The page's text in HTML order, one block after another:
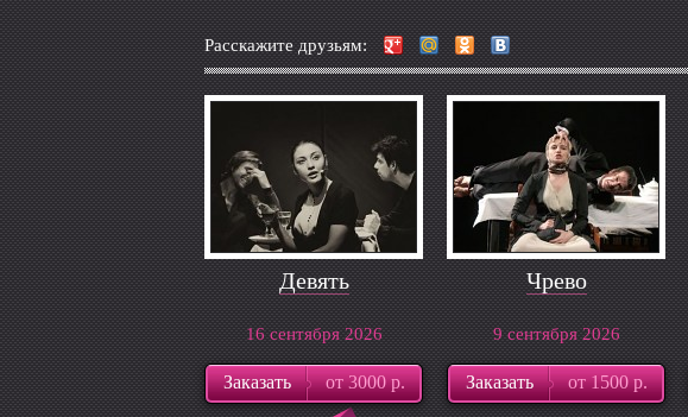
Расскажите друзьям:
Девять
16 сентября 2026
Заказать от 3000 р.
Чрево
9 сентября 2026
Заказать от 1500 р.